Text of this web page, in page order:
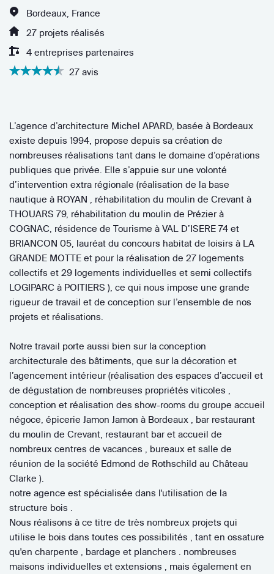
Bordeaux, France
27 projets réalisés
4 entreprises partenaires
27 avis
L’agence d’architecture Michel APARD, basée à Bordeaux
existe depuis 1994, propose depuis sa création de
nombreuses réalisations tant dans le domaine d’opérations
publiques que privée. Elle s’appuie sur une volonté
d’intervention extra régionale (réalisation de la base
nautique à ROYAN , réhabilitation du moulin de Crevant à
THOUARS 79, réhabilitation du moulin de Prézier à
COGNAC, résidence de Tourisme à VAL D’ISERE 74 et
BRIANCON 05, lauréat du concours habitat de loisirs à LA
GRANDE MOTTE et pour la réalisation de 27 logements
collectifs et 29 logements individuelles et semi collectifs
LOGIPARC à POITIERS ), ce qui nous impose une grande
rigueur de travail et de conception sur l’ensemble de nos
projets et réalisations.
Notre travail porte aussi bien sur la conception
architecturale des bâtiments, que sur la décoration et
l’agencement intérieur (réalisation des espaces d’accueil et
de dégustation de nombreuses propriétés viticoles ,
conception et réalisation des show-rooms du groupe accueil
négoce, épicerie Jamon Jamon à Bordeaux , bar restaurant
du moulin de Crevant, restaurant bar et accueil de
nombreux centres de vacances , bureaux et salle de
réunion de la société Edmond de Rothschild au Château
Clarke ).
notre agence est spécialisée dans l'utilisation de la
structure bois .
Nous réalisons à ce titre de très nombreux projets qui
utilise le bois dans toutes ces possibilités , tant en ossature
qu'en charpente , bardage et planchers . nombreuses
maisons individuelles et extensions , mais également en